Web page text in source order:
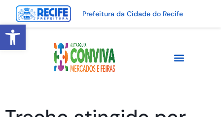
Abrir a barra de ferramentas
Prefeitura da Cidade do Recife